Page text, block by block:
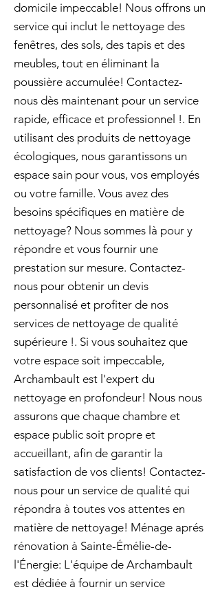
domicile impeccable! Nous offrons un
service qui inclut le nettoyage des
fenêtres, des sols, des tapis et des
meubles, tout en éliminant la
poussière accumulée! Contactez-
nous dès maintenant pour un service
rapide, efficace et professionnel !. En
utilisant des produits de nettoyage
écologiques, nous garantissons un
espace sain pour vous, vos employés
ou votre famille. Vous avez des
besoins spécifiques en matière de
nettoyage? Nous sommes là pour y
répondre et vous fournir une
prestation sur mesure. Contactez-
nous pour obtenir un devis
personnalisé et profiter de nos
services de nettoyage de qualité
supérieure !. Si vous souhaitez que
votre espace soit impeccable,
Archambault est l'expert du
nettoyage en profondeur! Nous nous
assurons que chaque chambre et
espace public soit propre et
accueillant, afin de garantir la
satisfaction de vos clients! Contactez-
nous pour un service de qualité qui
répondra à toutes vos attentes en
matière de nettoyage! Ménage aprés
rénovation à Sainte-Émélie-de-
l'Énergie: L'équipe de Archambault
est dédiée à fournir un service